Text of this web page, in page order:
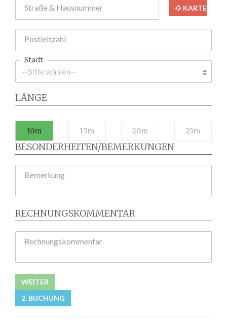
Straße & Hausnummer KARTE
Postleitzahl
Stadt
LÄNGE
10m 15m 20m 25m
BESONDERHEITEN/BEMERKUNGEN
Bemerkung
RECHNUNGSKOMMENTAR
Rechnungskommentar
WEITER
2. BUCHUNG